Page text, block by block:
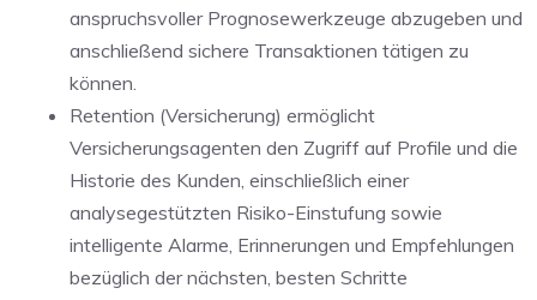
anspruchsvoller Prognosewerkzeuge abzugeben und
anschließend sichere Transaktionen tätigen zu
können.
Retention (Versicherung) ermöglicht
Versicherungsagenten den Zugriff auf Profile und die
Historie des Kunden, einschließlich einer
analysegestützten Risiko-Einstufung sowie
intelligente Alarme, Erinnerungen und Empfehlungen
bezüglich der nächsten, besten Schritte